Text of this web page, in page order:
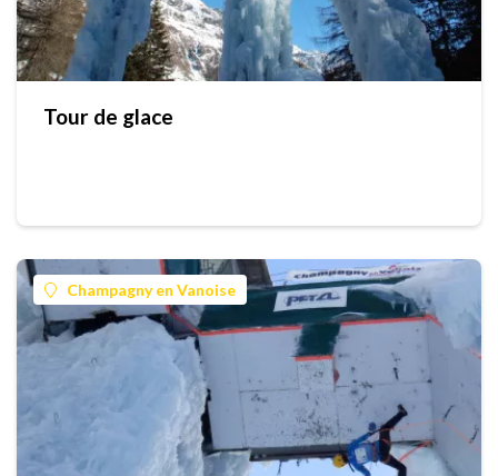
Tour de glace
Champagny en Vanoise